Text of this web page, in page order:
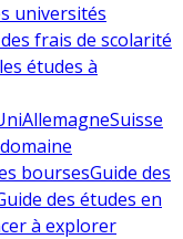
universités
frais de scolarité
études à
AllemagneSuisse
boursesGuide des
des études en
à explorer